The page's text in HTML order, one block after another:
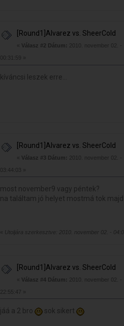
[Round1]Alvarez vs. SheerCold
« Válasz #2 Dátum:
2010. november 02. -
00:31:59 »
kíváncsi leszek erre...
[Round1]Alvarez vs. SheerCold
« Válasz #3 Dátum:
2010. november 02. -
03:44:03 »
most november9 vagy péntek?
na találtam jó helyet mostmá tok majd
« Utoljára szerkesztve: 2010. november 02. -
[Round1]Alvarez vs. SheerCold
« Válasz #4 Dátum:
2010. november 02. -
22:55:47 »
jáá a 2 bro sok sikert